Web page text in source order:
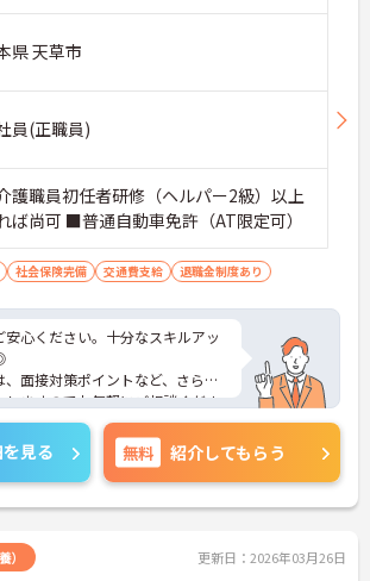
県 天草市
員(正職員)
護職員初任者研修（ヘルパー2級）以上
ば尚可 ■普通自動車免許（AT限定可）
社会保険完備 交通費支給 退職金制度あり
心ください。十分なスキルアッ
、面接対策ポイントなど、さらに
しますのでお気軽にご相談くださ
見る 無料 紹介してもらう
） 更新日：2026年03月26日